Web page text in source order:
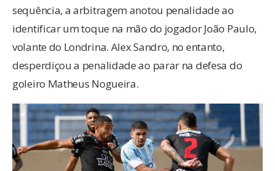
sequência, a arbitragem anotou penalidade ao
identificar um toque na mão do jogador João Paulo,
volante do Londrina. Alex Sandro, no entanto,
desperdiçou a penalidade ao parar na defesa do
goleiro Matheus Nogueira.